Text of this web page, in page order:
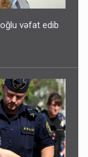
vəfat edib